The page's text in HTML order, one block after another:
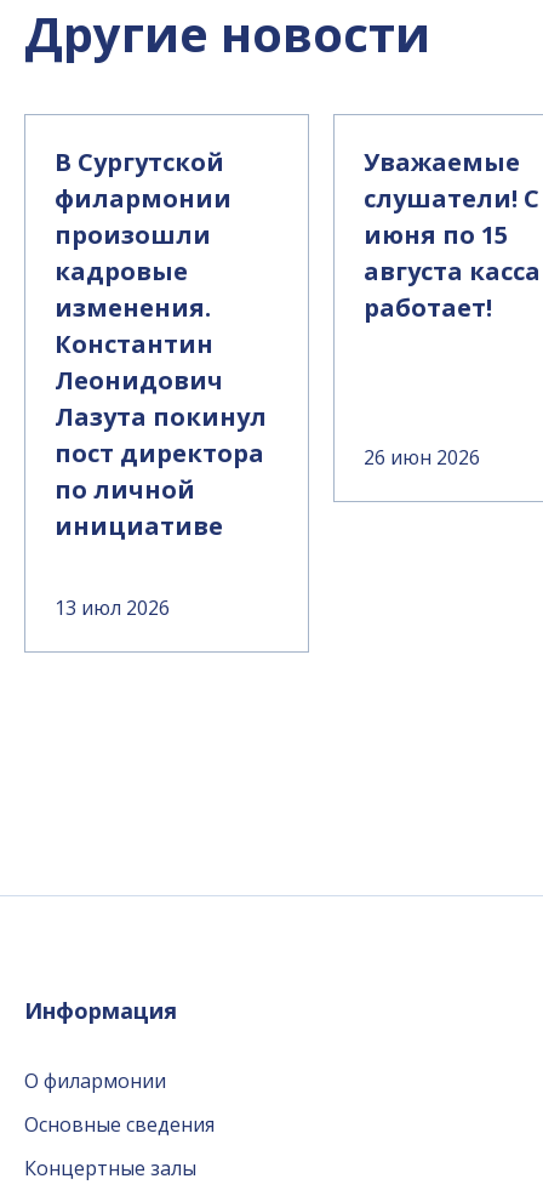
Другие новости
В Сургутской
филармонии
произошли
кадровые
изменения.
Константин
Леонидович
Лазута покинул
пост директора
по личной
инициативе
13 июл 2026
Уважаемые
слушатели! С
июня по 15
августа
работает!
26 июн 2026
Информация
О филармонии
Основные сведения
Концертные залы